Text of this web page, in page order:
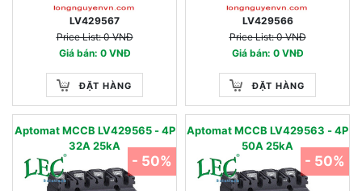
LV429567
Price List: 0 VNĐ
Giá bán: 0 VNĐ
ĐẶT HÀNG
LV429566
Price List: 0 VNĐ
Giá bán: 0 VNĐ
ĐẶT HÀNG
Aptomat MCCB LV429565 - 4P
32A 25kA
- 50%
Aptomat MCCB LV429563 - 4P
50A 25kA
- 50%